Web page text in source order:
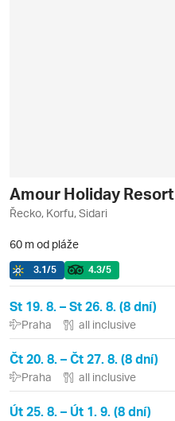
Amour Holiday Resort
Řecko, Korfu, Sidari
60 m od pláže
3.1/5 4.3/5
St 19. 8. – St 26. 8. (8 dní)
Praha all inclusive
Čt 20. 8. – Čt 27. 8. (8 dní)
Praha all inclusive
Út 25. 8. – Út 1. 9. (8 dní)